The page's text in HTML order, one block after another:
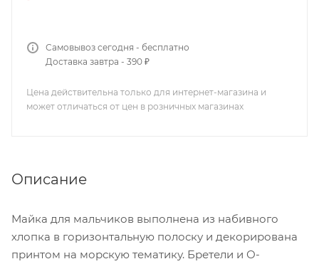
Самовывоз сегодня - бесплатно
Доставка завтра - 390 ₽
Цена действительна только для интернет-магазина и
может отличаться от цен в розничных магазинах
Описание
Майка для мальчиков выполнена из набивного
хлопка в горизонтальную полоску и декорирована
принтом на морскую тематику. Бретели и О-